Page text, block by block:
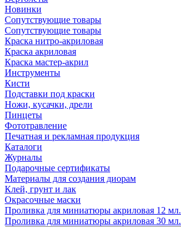
Новинки
Сопутствующие товары
Сопутствующие товары
Краска нитро-акриловая
Краска акриловая
Краска мастер-акрил
Инструменты
Кисти
Подставки под краски
Ножи, кусачки, дрели
Пинцеты
Фототравление
Печатная и рекламная продукция
Каталоги
Журналы
Подарочные сертификаты
Материалы для создания диорам
Клей, грунт и лак
Окрасочные маски
Проливка для миниатюры акриловая 12 мл.
Проливка для миниатюры акриловая 30 мл.